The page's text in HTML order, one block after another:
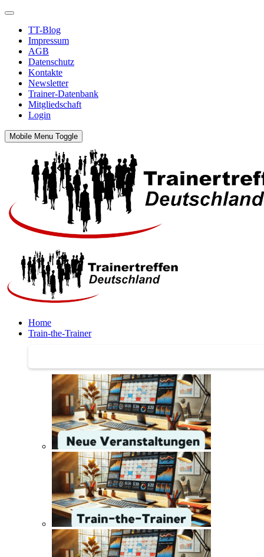
TT-Blog
Impressum
AGB
Datenschutz
Kontakte
Newsletter
Trainer-Datenbank
Mitgliedschaft
Login
Mobile Menu Toggle
Home
Train-the-Trainer